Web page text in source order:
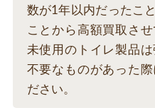
数が1年以内だったこ
ことから高額買取さ
未使用のトイレ製品
不要なものがあった
ださい。